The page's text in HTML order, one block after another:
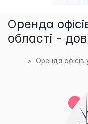
Оренда
області -
Оренда офісів